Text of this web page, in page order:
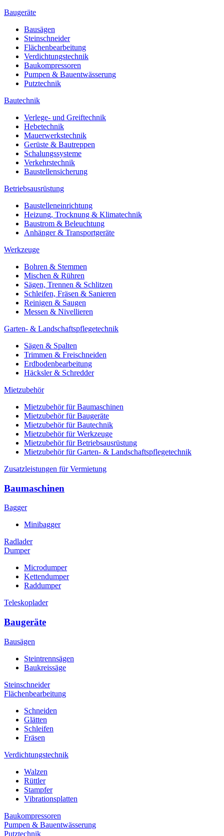
Baugeräte
Bausägen
Steinschneider
Flächenbearbeitung
Verdichtungstechnik
Baukompressoren
Pumpen & Bauentwässerung
Putztechnik
Bautechnik
Verlege- und Greiftechnik
Hebetechnik
Mauerwerkstechnik
Gerüste & Bautreppen
Schalungssysteme
Verkehrstechnik
Baustellensicherung
Betriebsausrüstung
Baustelleneinrichtung
Heizung, Trocknung & Klimatechnik
Baustrom & Beleuchtung
Anhänger & Transportgeräte
Werkzeuge
Bohren & Stemmen
Mischen & Rühren
Sägen, Trennen & Schlitzen
Schleifen, Fräsen & Sanieren
Reinigen & Saugen
Messen & Nivellieren
Garten- & Landschaftspflegetechnik
Sägen & Spalten
Trimmen & Freischneiden
Erdbodenbearbeitung
Häcksler & Schredder
Mietzubehör
Mietzubehör für Baumaschinen
Mietzubehör für Baugeräte
Mietzubehör für Bautechnik
Mietzubehör für Werkzeuge
Mietzubehör für Betriebsausrüstung
Mietzubehör für Garten- & Landschaftspflegetechnik
Zusatzleistungen für Vermietung
Baumaschinen
Bagger
Minibagger
Radlader
Dumper
Microdumper
Kettendumper
Raddumper
Teleskoplader
Baugeräte
Bausägen
Steintrennsägen
Baukreissäge
Steinschneider
Flächenbearbeitung
Schneiden
Glätten
Schleifen
Fräsen
Verdichtungstechnik
Walzen
Rüttler
Stampfer
Vibrationsplatten
Baukompressoren
Pumpen & Bauentwässerung
Putztechnik